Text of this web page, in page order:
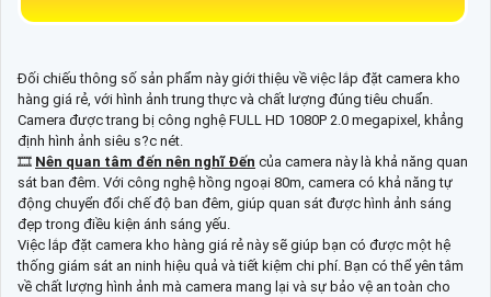
Đối chiếu thông số sản phẩm này giới thiệu về việc lắp đặt camera kho
hàng giá rẻ, với hình ảnh trung thực và chất lượng đúng tiêu chuẩn.
Camera được trang bị công nghệ FULL HD 1080P 2.0 megapixel, khẳng
định hình ảnh siêu s?c nét.
🎞 Nên quan tâm đến nên nghĩ Đến của camera này là khả năng quan
sát ban đêm. Với công nghệ hồng ngoại 80m, camera có khả năng tự
động chuyển đổi chế độ ban đêm, giúp quan sát được hình ảnh sáng
đẹp trong điều kiện ánh sáng yếu.
Việc lắp đặt camera kho hàng giá rẻ này sẽ giúp bạn có được một hệ
thống giám sát an ninh hiệu quả và tiết kiệm chi phí. Bạn có thể yên tâm
về chất lượng hình ảnh mà camera mang lại và sự bảo vệ an toàn cho